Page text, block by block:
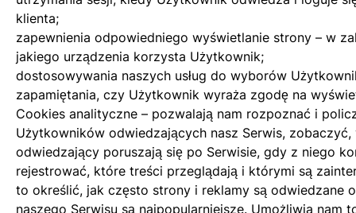
klienta;
zapewnienia odpowiedniego wyświetlanie strony – w
jakiego urządzenia korzysta Użytkownik;
dostosowywania naszych usług do wyborów
zapamiętania, czy Użytkownik wyraża zgodę na
Cookies analityczne – pozwalają nam rozpoznać i
Użytkowników odwiedzających nasz Serwis,
odwiedzający poruszają się po Serwisie, gdy z niego
rejestrować, które treści przeglądają i którymi są
to określić, jak często strony i reklamy są odwiedzane
naszego Serwisu są najpopularniejsze. Umożliwia nam